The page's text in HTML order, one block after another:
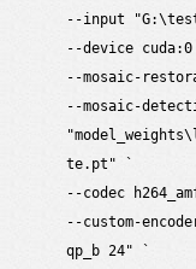
--input
--device
--mosaic-
--mosaic-
te.pt" `
--codec
--custom-
qp_b 24" `